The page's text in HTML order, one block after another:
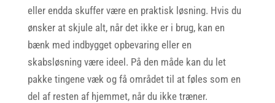
eller endda skuffer være en praktisk løsning. Hvis du
ønsker at skjule alt, når det ikke er i brug, kan en
bænk med indbygget opbevaring eller en
skabsløsning være ideel. På den måde kan du let
pakke tingene væk og få området til at føles som en
del af resten af hjemmet, når du ikke træner.